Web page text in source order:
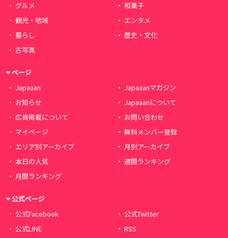
グルメ
和菓子
観光・地域
エンタメ
暮らし
歴史・文化
古写真
ページ
Japaaan
Japaaanマガジン
お知らせ
Japaaanについて
広告掲載について
お問い合わせ
マイページ
無料メンバー登録
エリア別アーカイブ
月別アーカイブ
本日の人気
週間ランキング
月間ランキング
公式ページ
公式Facebook
公式Twitter
公式LINE
RSS